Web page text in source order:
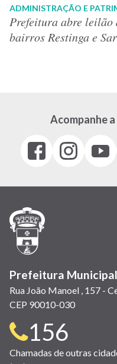
ADMINISTRAÇÃO E
Prefeitura abre leilão
bairros Restinga e
Acompanhe
Facebook
(link
em
janela)
Instagram
(link
em
(link
em
Prefeitura
Rua João Manoel , 157 -
CEP 90010-030
Telefone
para
156
Chamadas de outras